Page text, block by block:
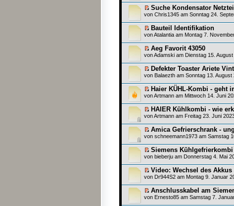
Suche Kondensator
von Chris1345 am Sonntag 24.
Bauteil Identifikation
vonAtalantia am Montag 7.
Aeg Favorit 43050
vonAdamski am Dienstag 15.
Defekter Toaster Ariete
von Balaezth am Sonntag 13. August
Haier KÜHL-Kombi - geht
vonArtmann am Mittwoch 14. Juni
HAIER Kühlkombi - wie
vonArtmann am Freitag 23. Juni
Amica Gefrierschrank -
von schneemann1973 am Samstag
Siemens
von bieberju am Donnerstag 4. Mai
Video: Wechsel des
von Dr944S2 am Montag 9. Januar
Anschlusskabel am
von Ernesto85 am Samstag 7.